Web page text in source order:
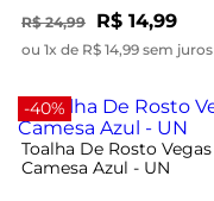
R$ 24,99 R$ 14,99
ou 1x de R$ 14,99 sem juros
-40%
Toalha De Rosto Vegas
Camesa Azul - UN